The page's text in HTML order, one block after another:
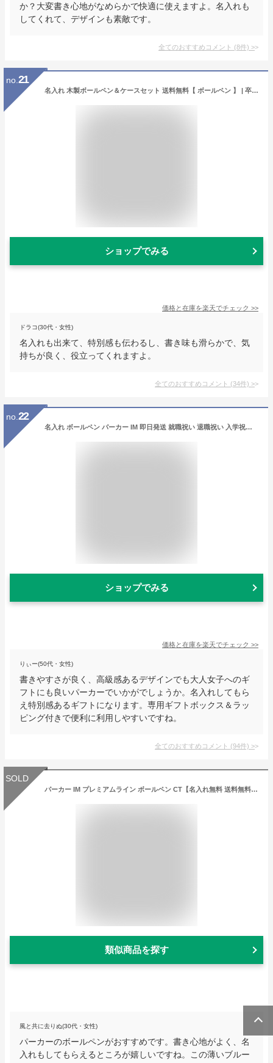
か？大変書き心地がなめらかで快適に使えますよ。名入れも
してくれて、デザインも素敵です。
全てのおすすめコメント (8件) >
no. 21
名入れ 木製ボールペン＆ケースセット 送料無料【 ボールペン 】 | 卒業記念品 還暦 還暦祝い 退職祝い 記念品 誕生日 ペン おしゃれ 男性 女性 書きやすい 可愛い 1個から 名入れ無料 卒業記念 プレゼント 卒団 送別会 卒業 記念日のお店 合格 就職祝い 入社
ショップでみる
価格と在庫を楽天でチェック >>
ドラコ(30代・女性)
名入れも出来て、特別感も伝わるし、書き味も滑らかで、気
持ちが良く、役立ってくれますよ。
全てのおすすめコメント (34件) >
no. 22
名入れ ボールペン パーカー IM 即日発送 就職祝い 退職祝い 入学祝い 送料無料 男性 女性 高級 ギフト おしゃれ 1本から 名入れ プレゼント ブランド 父の日ギフト 卒業記念品 祝い プレゼント 実用的 誕生日 還暦 お返し 卒業 お祝い 高校 大学 名入れ込み 周年記念 品
ショップでみる
価格と在庫を楽天でチェック >>
りぃー(50代・女性)
書きやすさが良く、高級感あるデザインでも大人女子へのギ
フトにも良いパーカーでいかがでしょうか。名入れしてもら
え特別感あるギフトになります。専用ギフトボックス＆ラッ
ピング付きで便利に利用しやすいですね。
全てのおすすめコメント (94件) >
SOLD
パーカー IM プレミアムライン ボールペン CT【名入れ無料 送料無料 PARKER アイエム ノック式 高級ボールペン 名前入れ ギフト プレゼント 誕生日 記念品 就職 昇進 入学 卒業 退職 祝い 男性 女性】
類似商品を探す
風と共に去りぬ(30代・女性)
パーカーのボールペンがおすすめです。書き心地がよく、名
入れもしてもらえるところが嬉しいですね。この薄いブルー